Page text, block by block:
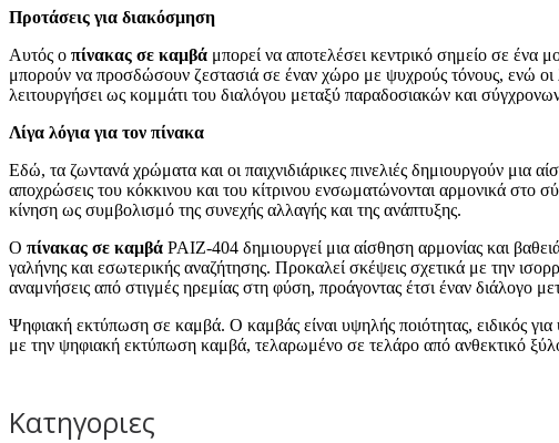
Προτάσεις για διακόσμηση
Αυτός ο πίνακας σε καμβά μπορεί να αποτελέσει κεντρικό σημείο σε ένα
μπορούν να προσδώσουν ζεστασιά σε έναν χώρο με ψυχρούς τόνους, ενώ οι
λειτουργήσει ως κομμάτι του διαλόγου μεταξύ παραδοσιακών και
Λίγα λόγια για τον πίνακα
Εδώ, τα ζωντανά χρώματα και οι παιχνιδιάρικες πινελιές δημιουργούν
αποχρώσεις του κόκκινου και του κίτρινου ενσωματώνονται αρμονικά στο
κίνηση ως συμβολισμό της συνεχής αλλαγής και της ανάπτυξης.
Ο πίνακας σε καμβά PAIZ-404 δημιουργεί μια αίσθηση αρμονίας και
γαλήνης και εσωτερικής αναζήτησης. Προκαλεί σκέψεις σχετικά με την
αναμνήσεις από στιγμές ηρεμίας στη φύση, προάγοντας έτσι έναν διάλογο
Ψηφιακή εκτύπωση σε καμβά. Ο καμβάς είναι υψηλής ποιότητας, ειδικός
με την ψηφιακή εκτύπωση καμβά, τελαρωμένο σε τελάρο από ανθεκτικό
Κατηγοριες